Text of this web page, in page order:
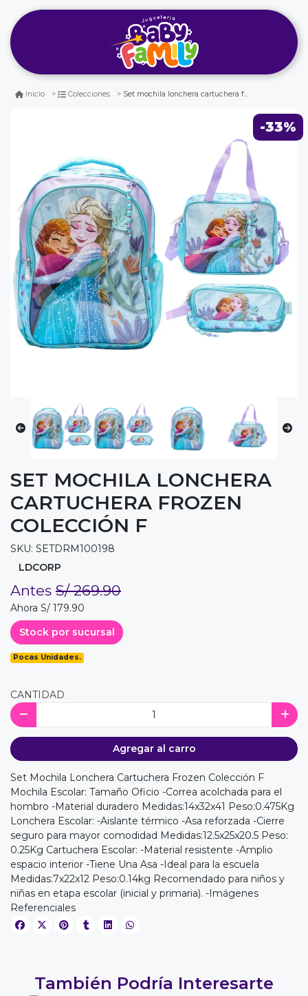
Inicio Colecciones Set mochila lonchera cartuchera frozen colección f
-33%
SET MOCHILA LONCHERA
CARTUCHERA FROZEN
COLECCIÓN F
SKU: SETDRM100198
LDCORP
Antes S/ 269.90
Ahora S/ 179.90
Stock por sucursal
Pocas Unidades.
CANTIDAD
Agregar al carro
Set Mochila Lonchera Cartuchera Frozen Colección F
Mochila Escolar: Tamaño Oficio -Correa acolchada para el
hombro -Material duradero Medidas:14x32x41 Peso:0.475Kg
Lonchera Escolar: -Aislante térmico -Asa reforzada -Cierre
seguro para mayor comodidad Medidas:12.5x25x20.5 Peso:
0.25Kg Cartuchera Escolar: -Material resistente -Amplio
espacio interior -Tiene Una Asa -Ideal para la escuela
Medidas:7x22x12 Peso:0.14kg Recomendado para niños y
niñas en etapa escolar (inicial y primaria). -Imágenes
Referenciales
También Podría Interesarte